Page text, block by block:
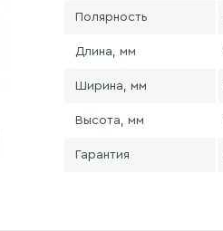
Полярность
Длина, мм
Ширина, мм
Высота, мм
Гарантия